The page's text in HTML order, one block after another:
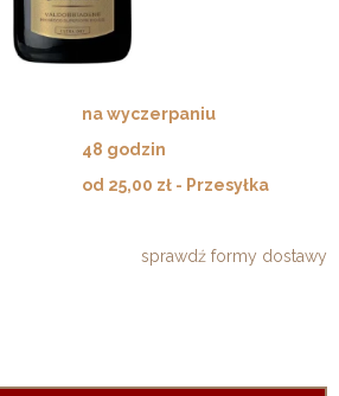
na wyczerpaniu
48 godzin
od 25,00 zł - Przesyłka
sprawdź formy dostawy